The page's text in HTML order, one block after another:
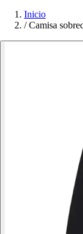
Inicio
/ Camisa